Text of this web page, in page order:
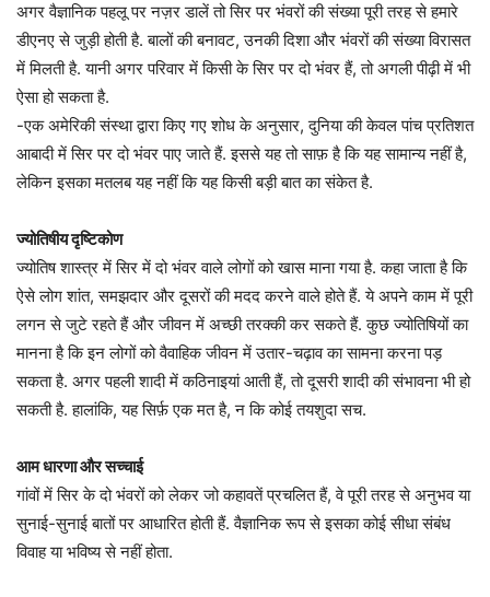
अगर वैज्ञानिक पहलू पर नज़र डालें तो सिर पर भंवरों की संख्या पूरी तरह से हमारे
डीएनए से जुड़ी होती है. बालों की बनावट, उनकी दिशा और भंवरों की संख्या विरासत
में मिलती है. यानी अगर परिवार में किसी के सिर पर दो भंवर हैं, तो अगली पीढ़ी में भी
ऐसा हो सकता है.
-एक अमेरिकी संस्था द्वारा किए गए शोध के अनुसार, दुनिया की केवल पांच प्रतिशत
आबादी में सिर पर दो भंवर पाए जाते हैं. इससे यह तो साफ़ है कि यह सामान्य नहीं है,
लेकिन इसका मतलब यह नहीं कि यह किसी बड़ी बात का संकेत है.
ज्योतिषीय दृष्टिकोण
ज्योतिष शास्त्र में सिर में दो भंवर वाले लोगों को खास माना गया है. कहा जाता है कि
ऐसे लोग शांत, समझदार और दूसरों की मदद करने वाले होते हैं. ये अपने काम में पूरी
लगन से जुटे रहते हैं और जीवन में अच्छी तरक्की कर सकते हैं. कुछ ज्योतिषियों का
मानना है कि इन लोगों को वैवाहिक जीवन में उतार-चढ़ाव का सामना करना पड़
सकता है. अगर पहली शादी में कठिनाइयां आती हैं, तो दूसरी शादी की संभावना भी हो
सकती है. हालांकि, यह सिर्फ़ एक मत है, न कि कोई तयशुदा सच.
आम धारणा और सच्चाई
गांवों में सिर के दो भंवरों को लेकर जो कहावतें प्रचलित हैं, वे पूरी तरह से अनुभव या
सुनाई-सुनाई बातों पर आधारित होती हैं. वैज्ञानिक रूप से इसका कोई सीधा संबंध
विवाह या भविष्य से नहीं होता.